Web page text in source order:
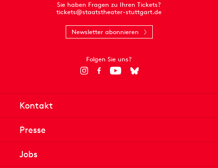
Sie haben Fragen zu Ihren Tickets?
tickets@staatstheater-stuttgart.de
Newsletter abonnieren
Folgen Sie uns?
Kontakt
Presse
Jobs